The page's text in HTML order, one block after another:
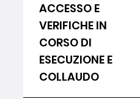
ACCESSO E
VERIFICHE IN
CORSO DI
ESECUZIONE E
COLLAUDO